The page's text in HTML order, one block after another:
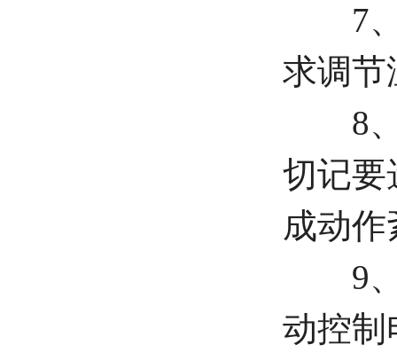
7、
求调节
8、
切记要
成动
9、
动控制